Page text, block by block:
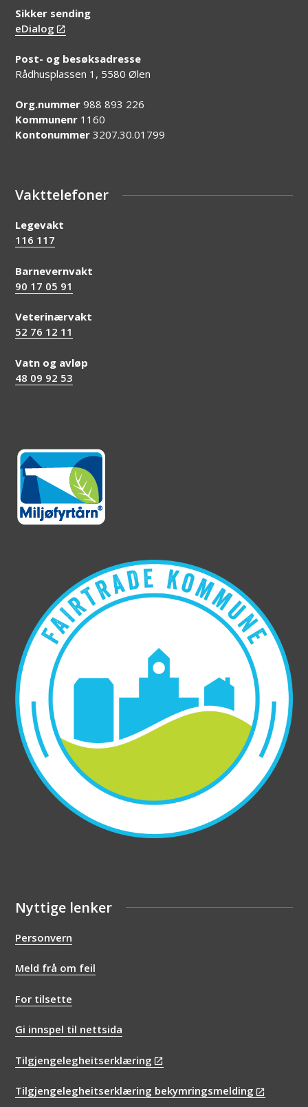
Sikker sending
eDialog
Post- og besøksadresse
Rådhusplassen 1, 5580 Ølen
Org.nummer988 893 226
Kommunenr 1160
Kontonummer3207.30.01799
Vakttelefoner
Legevakt
116 117
Barnevernvakt
90 17 05 91
Veterinærvakt
52 76 12 11
Vatn og avløp
48 09 92 53
Nyttige lenker
Personvern
Meld frå om feil
For tilsette
Gi innspel til nettsida
Tilgjengelegheitserklæring
Tilgjengelegheitserklæring bekymringsmelding